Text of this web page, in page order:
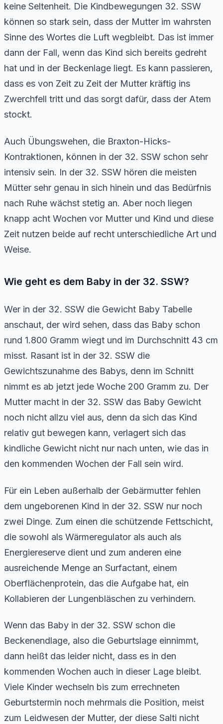
keine Seltenheit. Die Kindbewegungen 32. SSW
können so stark sein, dass der Mutter im wahrsten
Sinne des Wortes die Luft wegbleibt. Das ist immer
dann der Fall, wenn das Kind sich bereits gedreht
hat und in der Beckenlage liegt. Es kann passieren,
dass es von Zeit zu Zeit der Mutter kräftig ins
Zwerchfell tritt und das sorgt dafür, dass der Atem
stockt.
Auch Übungswehen, die Braxton-Hicks-
Kontraktionen, können in der 32. SSW schon sehr
intensiv sein. In der 32. SSW hören die meisten
Mütter sehr genau in sich hinein und das Bedürfnis
nach Ruhe wächst stetig an. Aber noch liegen
knapp acht Wochen vor Mutter und Kind und diese
Zeit nutzen beide auf recht unterschiedliche Art und
Weise.
Wie geht es dem Baby in der 32. SSW?
Wer in der 32. SSW die Gewicht Baby Tabelle
anschaut, der wird sehen, dass das Baby schon
rund 1.800 Gramm wiegt und im Durchschnitt 43 cm
misst. Rasant ist in der 32. SSW die
Gewichtszunahme des Babys, denn im Schnitt
nimmt es ab jetzt jede Woche 200 Gramm zu. Der
Mutter macht in der 32. SSW das Baby Gewicht
noch nicht allzu viel aus, denn da sich das Kind
relativ gut bewegen kann, verlagert sich das
kindliche Gewicht nicht nur nach unten, wie das in
den kommenden Wochen der Fall sein wird.
Für ein Leben außerhalb der Gebärmutter fehlen
dem ungeborenen Kind in der 32. SSW nur noch
zwei Dinge. Zum einen die schützende Fettschicht,
die sowohl als Wärmeregulator als auch als
Energiereserve dient und zum anderen eine
ausreichende Menge an Surfactant, einem
Oberflächenprotein, das die Aufgabe hat, ein
Kollabieren der Lungenbläschen zu verhindern.
Wenn das Baby in der 32. SSW schon die
Beckenendlage, also die Geburtslage einnimmt,
dann heißt das leider nicht, dass es in den
kommenden Wochen auch in dieser Lage bleibt.
Viele Kinder wechseln bis zum errechneten
Geburtstermin noch mehrmals die Position, meist
zum Leidwesen der Mutter, der diese Salti nicht